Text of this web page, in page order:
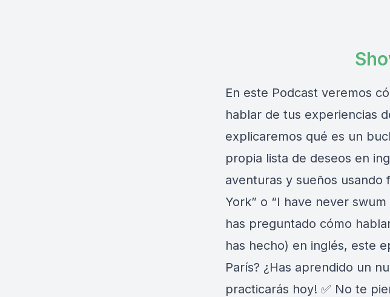
En este Podcast veremos
hablar de tus experiencias
explicaremos qué es un
propia lista de deseos en
aventuras y sueños
York” o “I have never
has preguntado cómo
has hecho) en inglés, este
París? ¿Has aprendido un
practicarás hoy! ✅ No te